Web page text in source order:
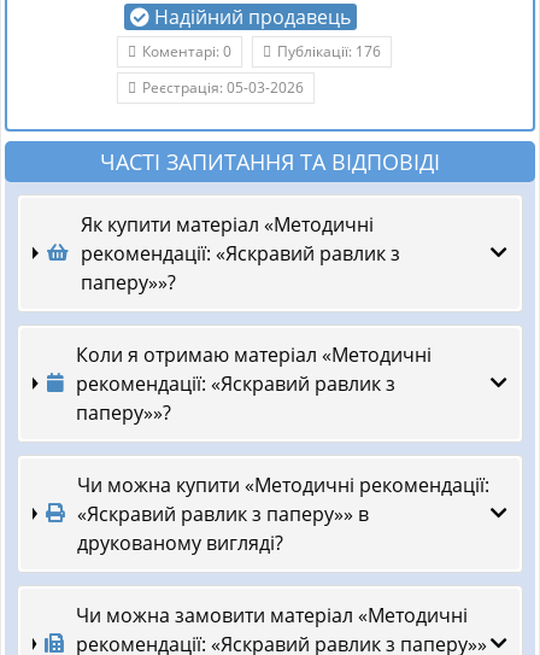
Надійний продавець
Коментарі: 0
Публікації: 176
Реєстрація: 05-03-2026
ЧАСТІ ЗАПИТАННЯ ТА ВІДПОВІДІ
Як купити матеріал «Методичні
рекомендації: «Яскравий равлик з
паперу»»?
Коли я отримаю матеріал «Методичні
рекомендації: «Яскравий равлик з
паперу»»?
Чи можна купити «Методичні рекомендації:
«Яскравий равлик з паперу»» в
друкованому вигляді?
Чи можна замовити матеріал «Методичні
рекомендації: «Яскравий равлик з паперу»»